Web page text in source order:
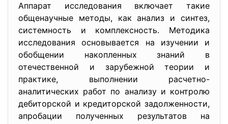
Аппарат исследования включает такие
общенаучные методы, как анализ и синтез,
системность и комплексность. Методика
исследования основывается на изучении и
обобщении накопленных знаний в
отечественной и зарубежной теории и
практике, выполнении расчетно-
аналитических работ по анализу и контролю
дебиторской и кредиторской задолженности,
апробации полученных результатов на